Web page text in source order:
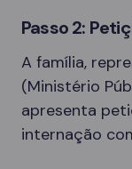
Passo 2:
A família,
(Ministério
apresenta
internação